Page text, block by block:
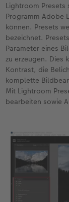
Lightroom Presets
Programm Adobe
können. Presets
bezeichnet.
Parameter eines
zu erzeugen. Dies
Kontrast, die
komplette
Mit Lightroom
bearbeiten sowie